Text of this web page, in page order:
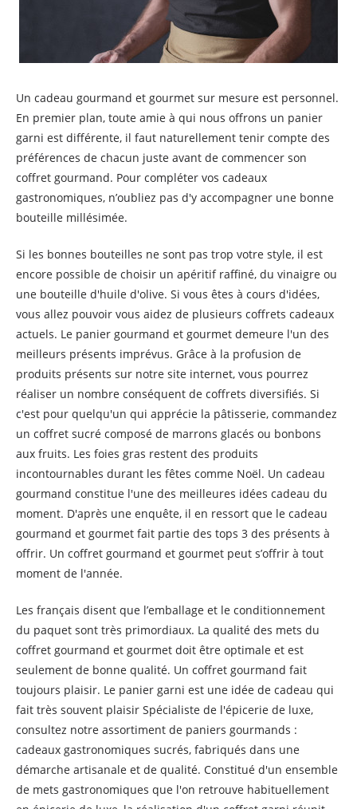
Un cadeau gourmand et gourmet sur mesure est personnel.
En premier plan, toute amie à qui nous offrons un panier
garni est différente, il faut naturellement tenir compte des
préférences de chacun juste avant de commencer son
coffret gourmand. Pour compléter vos cadeaux
gastronomiques, n’oubliez pas d'y accompagner une bonne
bouteille millésimée.
Si les bonnes bouteilles ne sont pas trop votre style, il est
encore possible de choisir un apéritif raffiné, du vinaigre ou
une bouteille d'huile d'olive. Si vous êtes à cours d'idées,
vous allez pouvoir vous aidez de plusieurs coffrets cadeaux
actuels. Le panier gourmand et gourmet demeure l'un des
meilleurs présents imprévus. Grâce à la profusion de
produits présents sur notre site internet, vous pourrez
réaliser un nombre conséquent de coffrets diversifiés. Si
c'est pour quelqu'un qui apprécie la pâtisserie, commandez
un coffret sucré composé de marrons glacés ou bonbons
aux fruits. Les foies gras restent des produits
incontournables durant les fêtes comme Noël. Un cadeau
gourmand constitue l'une des meilleures idées cadeau du
moment. D'après une enquête, il en ressort que le cadeau
gourmand et gourmet fait partie des tops 3 des présents à
offrir. Un coffret gourmand et gourmet peut s’offrir à tout
moment de l'année.
Les français disent que l’emballage et le conditionnement
du paquet sont très primordiaux. La qualité des mets du
coffret gourmand et gourmet doit être optimale et est
seulement de bonne qualité. Un coffret gourmand fait
toujours plaisir. Le panier garni est une idée de cadeau qui
fait très souvent plaisir Spécialiste de l'épicerie de luxe,
consultez notre assortiment de paniers gourmands :
cadeaux gastronomiques sucrés, fabriqués dans une
démarche artisanale et de qualité. Constitué d'un ensemble
de mets gastronomiques que l'on retrouve habituellement